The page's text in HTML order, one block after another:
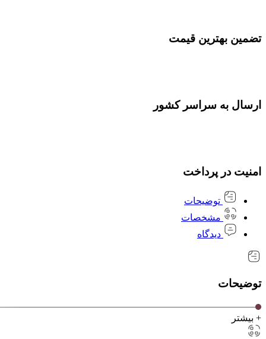
تضمین بهترین قیمت
ارسال به سراسر کشور
امنیت در پرداخت
توضیحات
مشخصات
دیدگاه
توضیحات
+ بیشتر